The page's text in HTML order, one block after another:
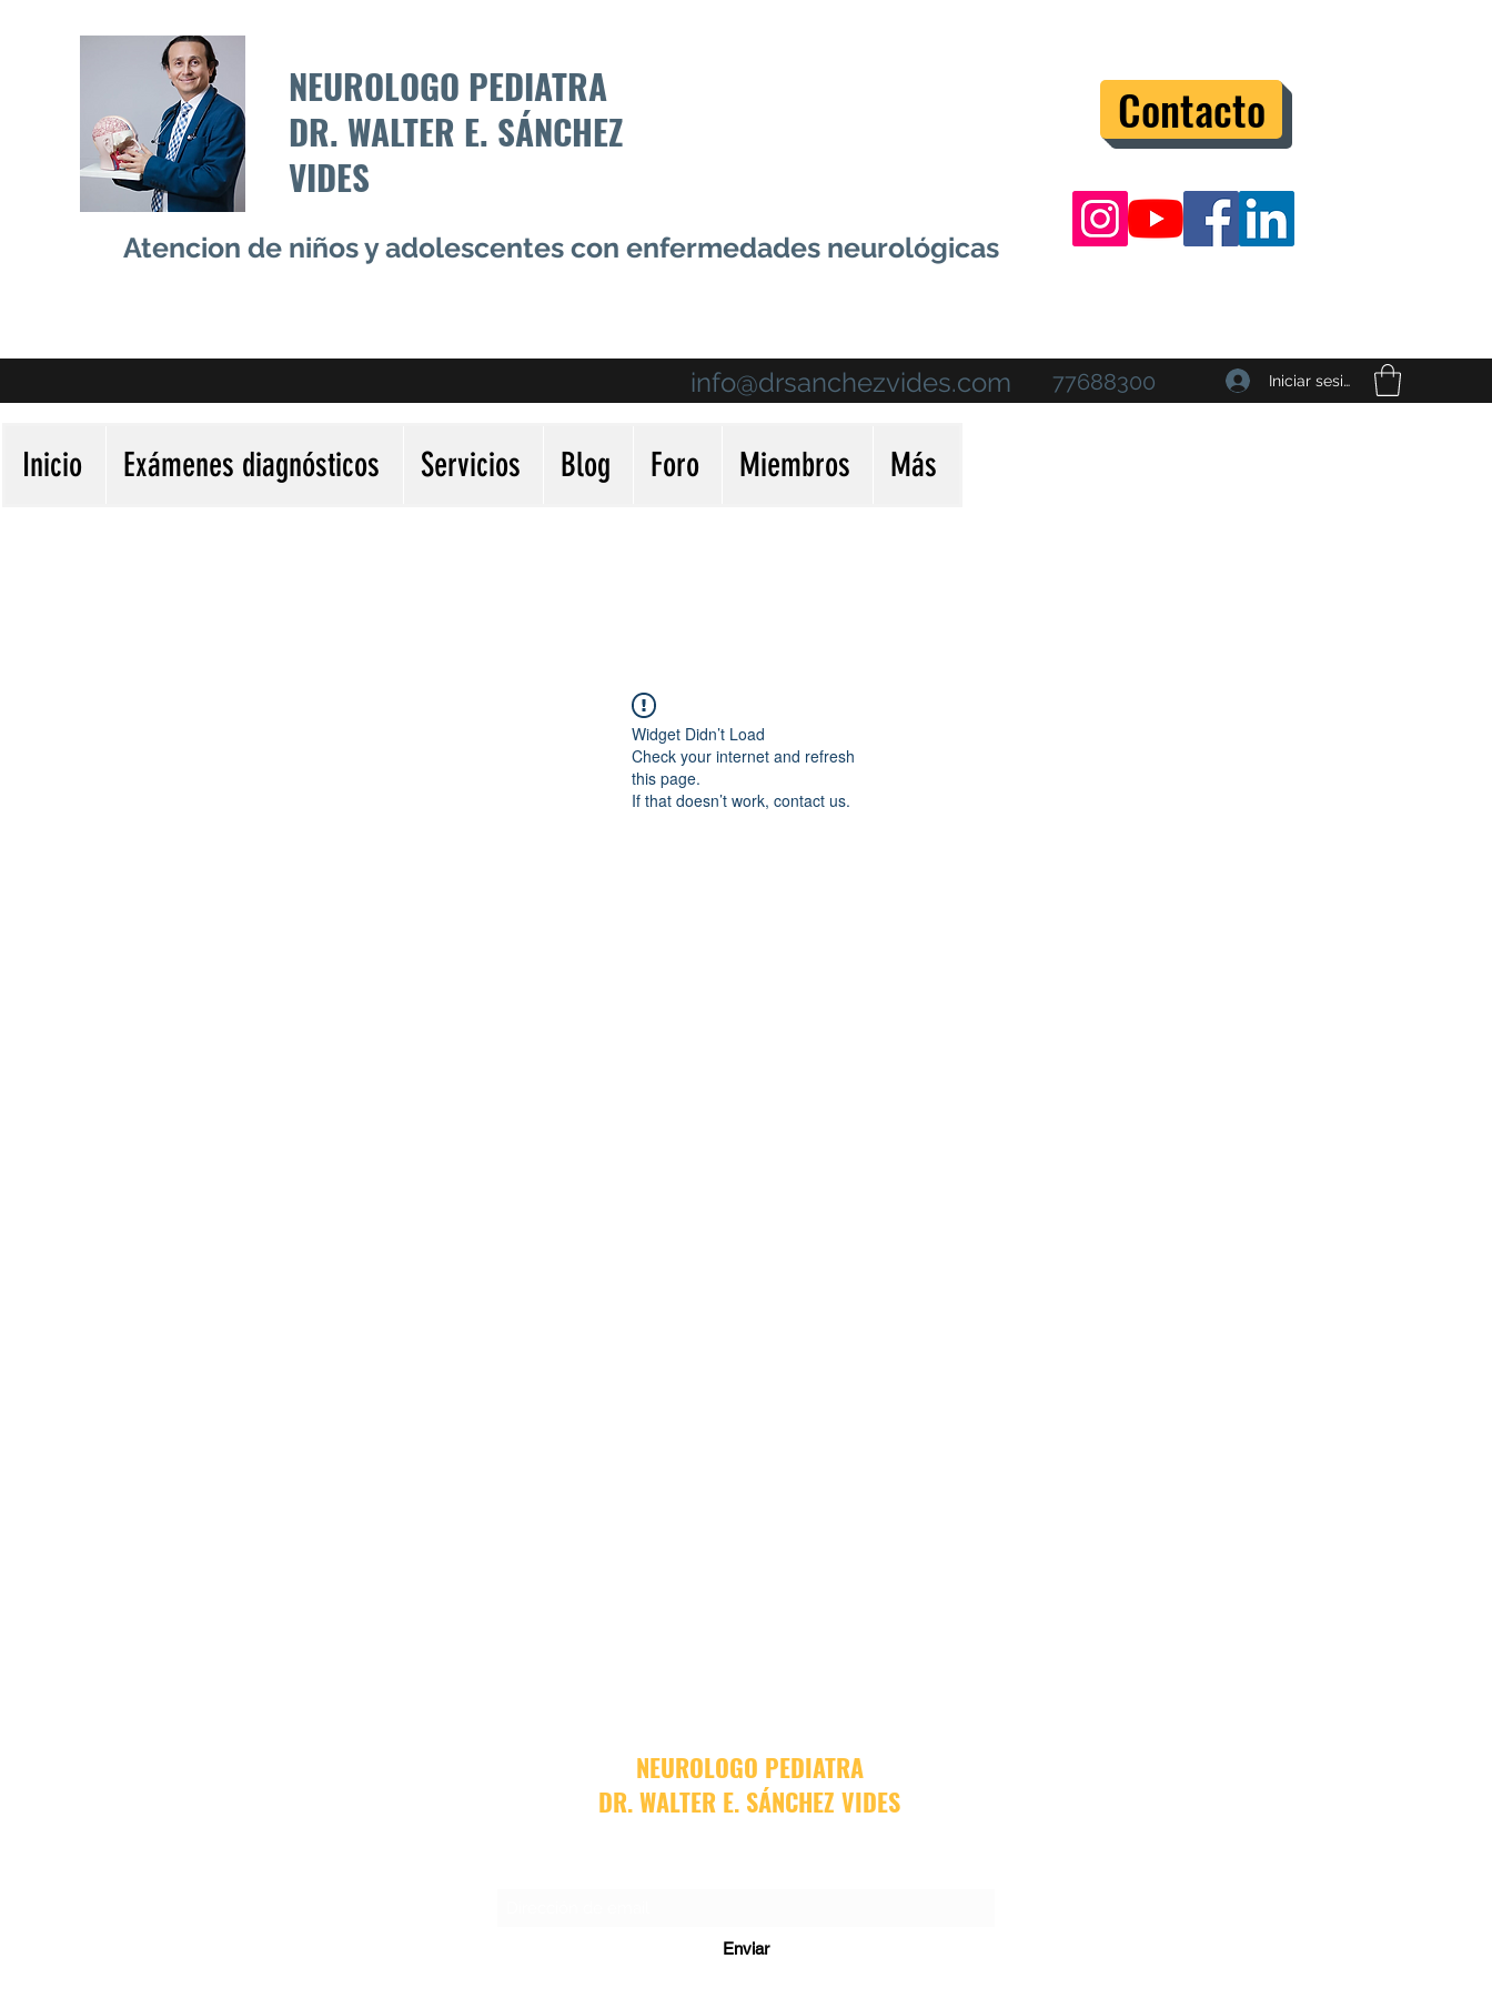
NEUROLOGO PEDIATRA
DR. WALTER E. SÁNCHEZ
VIDES
Atencion de niños y adolescentes con enfermedades neurológicas
Contacto
info@drsanchezvides.com 77688300 Iniciar sesión
Inicio Exámenes diagnósticos Servicios Blog Foro Miembros Más
Widget Didn’t Load
Check your internet and refresh
this page.
If that doesn’t work, contact us.
NEUROLOGO PEDIATRA
DR. WALTER E. SÁNCHEZ VIDES
Enviar